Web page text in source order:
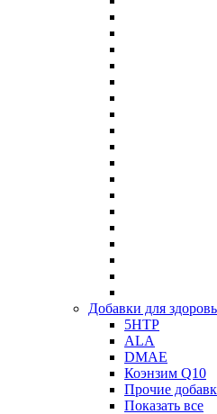
Добавки для
5HTP
ALA
DMAE
Коэнзим Q10
Прочие
Показать все